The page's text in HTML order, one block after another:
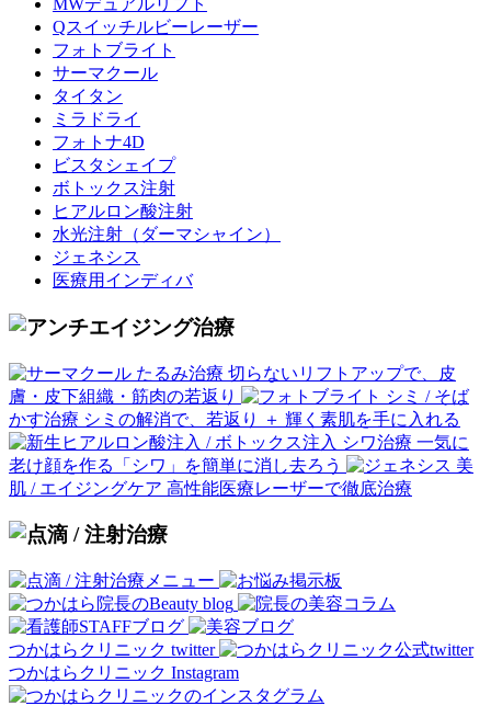
MWデュアルリフト
Qスイッチルビーレーザー
フォトブライト
サーマクール
タイタン
ミラドライ
フォトナ4D
ビスタシェイプ
ボトックス注射
ヒアルロン酸注射
水光注射 （ダーマシャイン）
ジェネシス
医療用インディバ
たるみ治療 切らないリフトアップで、皮
膚・皮下組織・筋肉の若返り
シミ / そば
かす治療 シミの解消で、若返り ＋ 輝く素肌を手に入れる
シワ治療 一気に
老け顔を作る「シワ」を簡単に消し去ろう
美
肌 / エイジングケア 高性能医療レーザーで徹底治療
つかはらクリニック twitter
つかはらクリニック Instagram